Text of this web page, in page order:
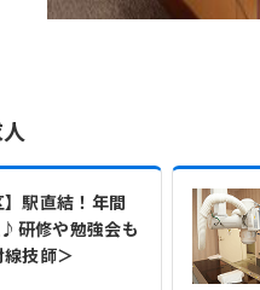
】駅直結！年間
研修や勉強会も
技師＞